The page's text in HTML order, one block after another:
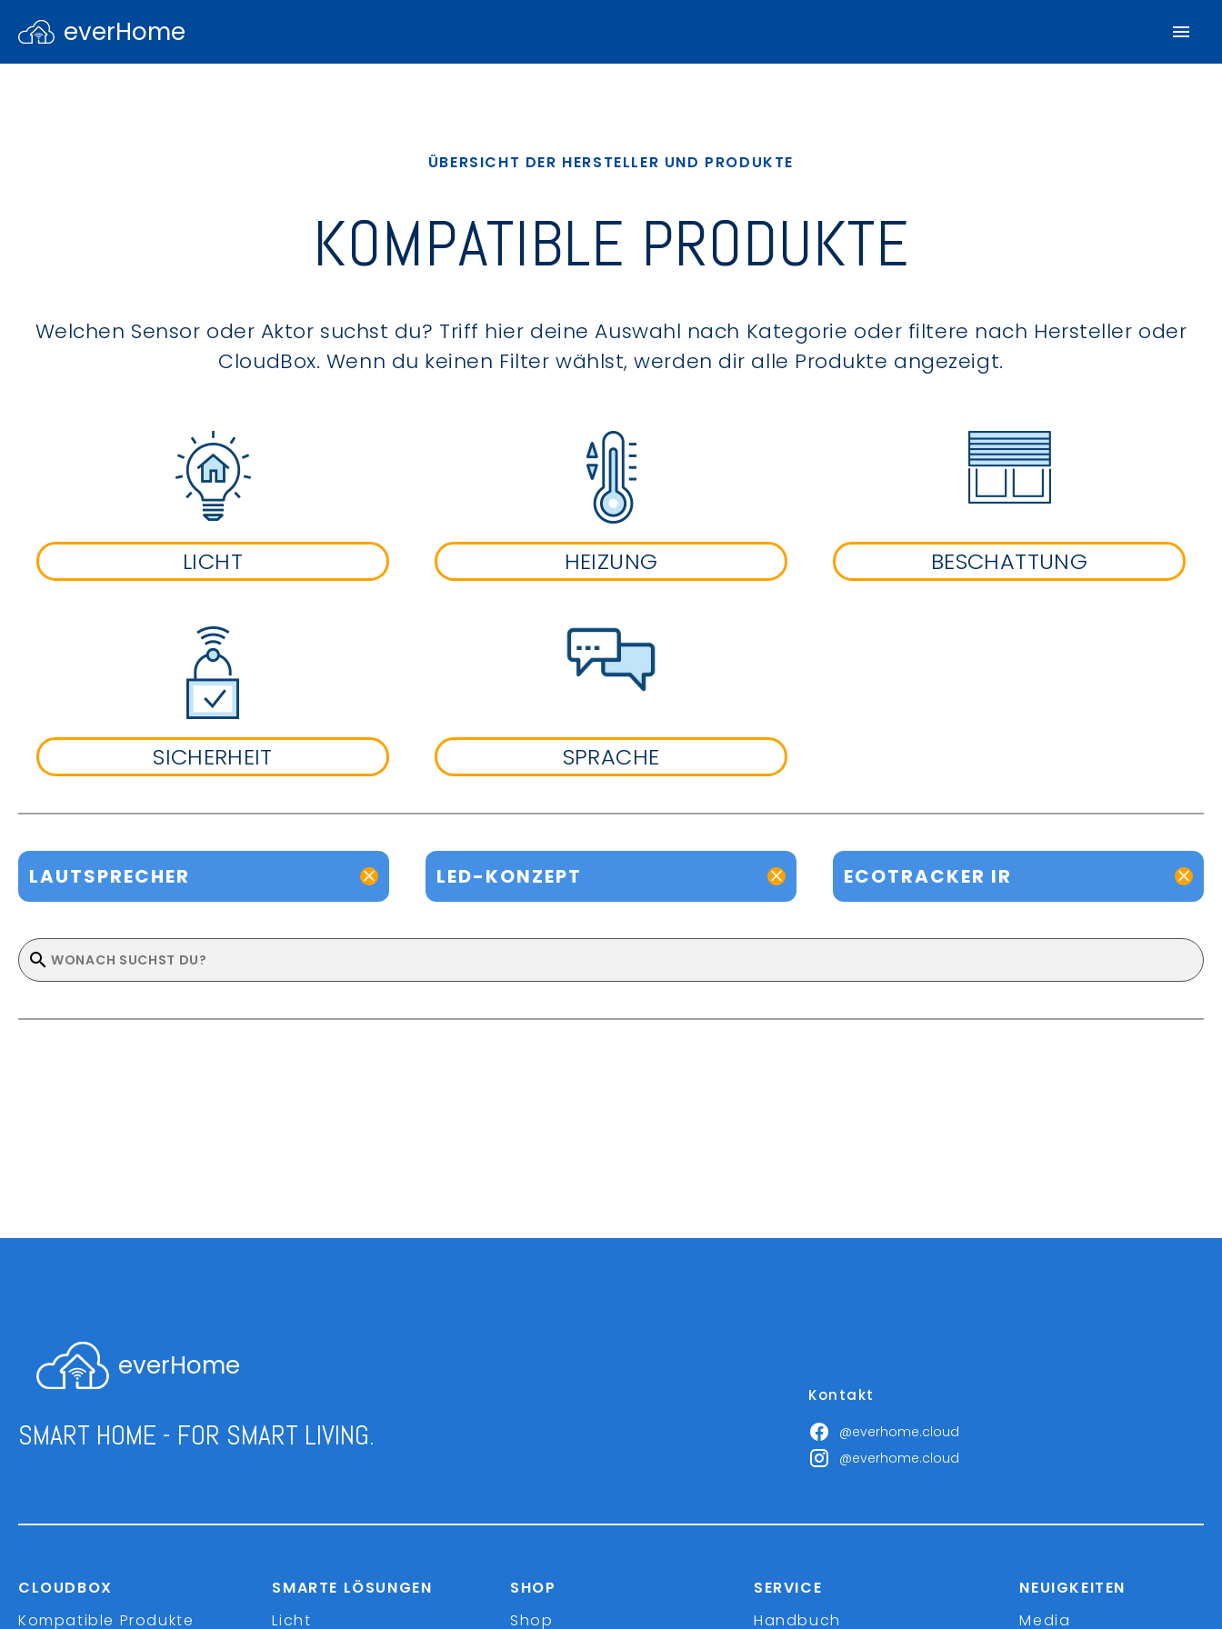
everHome
ÜBERSICHT DER HERSTELLER UND PRODUKTE
KOMPATIBLE PRODUKTE
Welchen Sensor oder Aktor suchst du? Triff hier deine Auswahl nach Kategorie oder filtere nach Hersteller oder
CloudBox. Wenn du keinen Filter wählst, werden dir alle Produkte angezeigt.
LICHT HEIZUNG BESCHATTUNG
SICHERHEIT SPRACHE
LAUTSPRECHER LED-KONZEPT ECOTRACKER IR
everHome
SMART HOME - FOR SMART LIVING.
Kontakt
@everhome.cloud
@everhome.cloud
CLOUDBOX
Kompatible Produkte
SMARTE LÖSUNGEN
Licht
SHOP
Shop
SERVICE
Handbuch
NEUIGKEITEN
Media